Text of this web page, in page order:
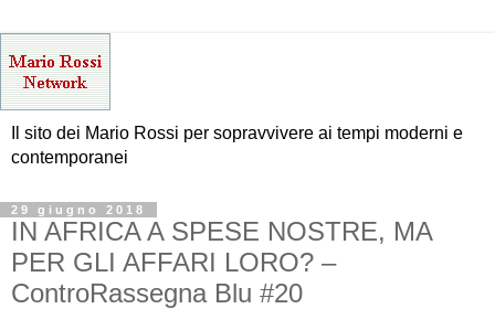
Il sito dei Mario Rossi per sopravvivere ai tempi moderni e
contemporanei
29 giugno 2018
IN AFRICA A SPESE NOSTRE, MA
PER GLI AFFARI LORO? –
ControRassegna Blu #20